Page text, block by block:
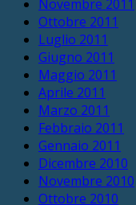
Novembre 2011
Ottobre 2011
Luglio 2011
Giugno 2011
Maggio 2011
Aprile 2011
Marzo 2011
Febbraio 2011
Gennaio 2011
Dicembre 2010
Novembre 2010
Ottobre 2010